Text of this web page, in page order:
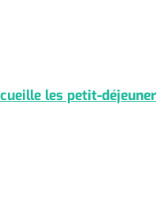
les petit-déjeuner